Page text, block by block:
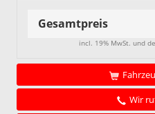
Gesamtpreis
incl. 19% MwSt. und
Wir